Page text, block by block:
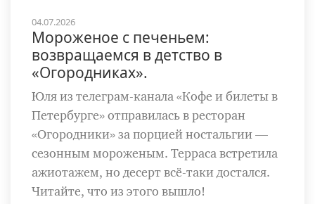
04.07.2026
Мороженое с печеньем:
возвращаемся в детство в
«Огородниках».
Юля из телеграм-канала «Кофе и билеты в
Петербурге» отправилась в ресторан
«Огородники» за порцией ностальгии —
сезонным мороженым. Терраса встретила
ажиотажем, но десерт всё-таки достался.
Читайте, что из этого вышло!